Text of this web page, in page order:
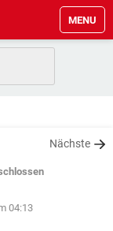
MENU
Nächste
04:13